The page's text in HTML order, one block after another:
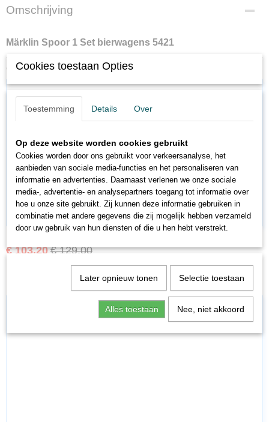
Omschrijving
Märklin Spoor 1 Set bierwagens 5421
Ook interessant
€ 103,20 € 129,00
Cookies toestaan Opties
Toestemming Details Over
Op deze website worden cookies gebruikt
Cookies worden door ons gebruikt voor verkeersanalyse, het
aanbieden van sociale media-functies en het personaliseren van
informatie en advertenties. Daarnaast verlenen we onze sociale
media-, advertentie- en analysepartners toegang tot informatie over
hoe u onze site gebruikt. Zij kunnen deze informatie gebruiken in
combinatie met andere gegevens die zij mogelijk hebben verzameld
door uw gebruik van hun diensten of die u hen hebt verstrekt.
Later opnieuw tonen Selectie toestaan
Alles toestaan Nee, niet akkoord